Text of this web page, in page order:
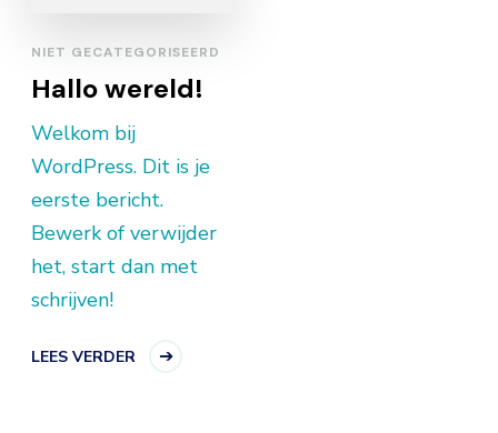
NIET GECATEGORISEERD
Hallo wereld!
Welkom bij
WordPress. Dit is je
eerste bericht.
Bewerk of verwijder
het, start dan met
schrijven!
LEES VERDER